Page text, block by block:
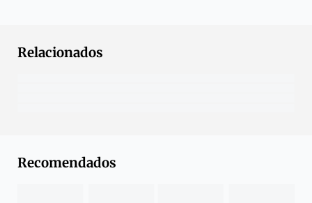
Relacionados
Recomendados